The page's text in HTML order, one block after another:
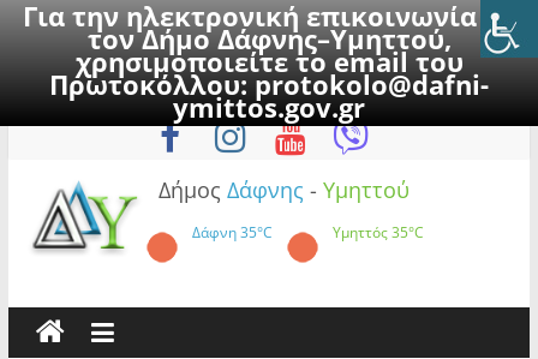
Για την ηλεκτρονική επικοινωνία με
τον Δήμο Δάφνης–Υμηττού,
χρησιμοποιείτε το email του
Πρωτοκόλλου:protokolo@dafni-
ymittos.gov.gr
to
Παρασκευή, 7 Αυγούστου 2026
Δήμος Δάφνης - Υμηττού
Δάφνη35°C Υμηττός35°C